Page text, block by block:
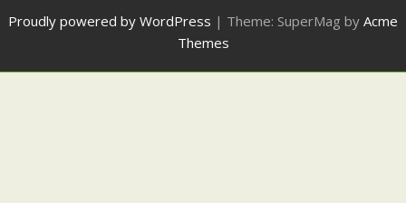
Proudly powered by WordPress | Theme: SuperMag by Acme
Themes